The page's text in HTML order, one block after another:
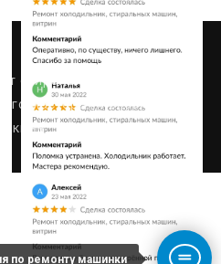
по ремонту машинки